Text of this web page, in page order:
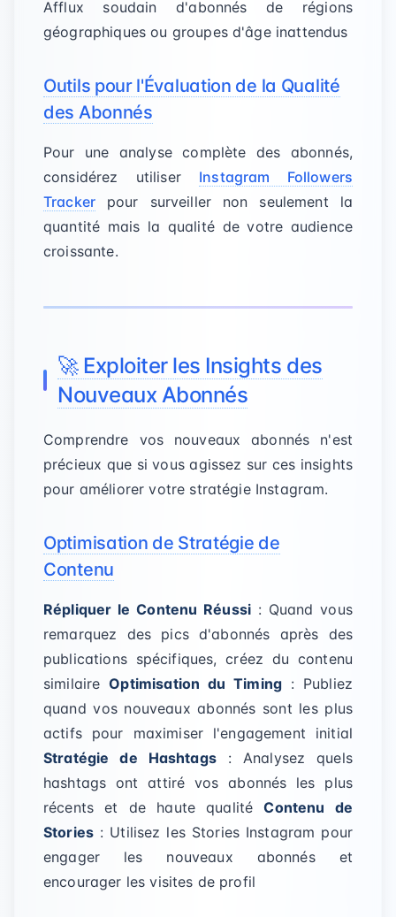
Afflux soudain d'abonnés de régions
géographiques ou groupes d'âge inattendus
Outils pour l'Évaluation de la Qualité
des Abonnés
Pour une analyse complète des abonnés,
considérez utiliser Instagram Followers
Tracker pour surveiller non seulement la
quantité mais la qualité de votre audience
croissante.
🚀 Exploiter les Insights des
Nouveaux Abonnés
Comprendre vos nouveaux abonnés n'est
précieux que si vous agissez sur ces insights
pour améliorer votre stratégie Instagram.
Optimisation de Stratégie de
Contenu
Répliquer le Contenu Réussi : Quand vous
remarquez des pics d'abonnés après des
publications spécifiques, créez du contenu
similaireOptimisation du Timing : Publiez
quand vos nouveaux abonnés sont les plus
actifs pour maximiser l'engagement initial
Stratégie de Hashtags: Analysez quels
hashtags ont attiré vos abonnés les plus
récents et de haute qualitéContenu de
Stories : Utilisez les Stories Instagram pour
engager les nouveaux abonnés et
encourager les visites de profil